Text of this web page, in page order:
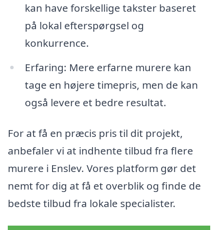
kan have forskellige takster baseret
på lokal efterspørgsel og
konkurrence.
Erfaring: Mere erfarne murere kan
tage en højere timepris, men de kan
også levere et bedre resultat.
For at få en præcis pris til dit projekt,
anbefaler vi at indhente tilbud fra flere
murere i Enslev. Vores platform gør det
nemt for dig at få et overblik og finde de
bedste tilbud fra lokale specialister.